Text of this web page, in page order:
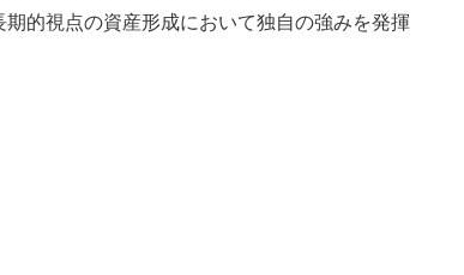
的視点の資産形成において独自の強みを発揮